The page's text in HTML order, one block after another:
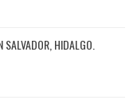
HIDALGO.